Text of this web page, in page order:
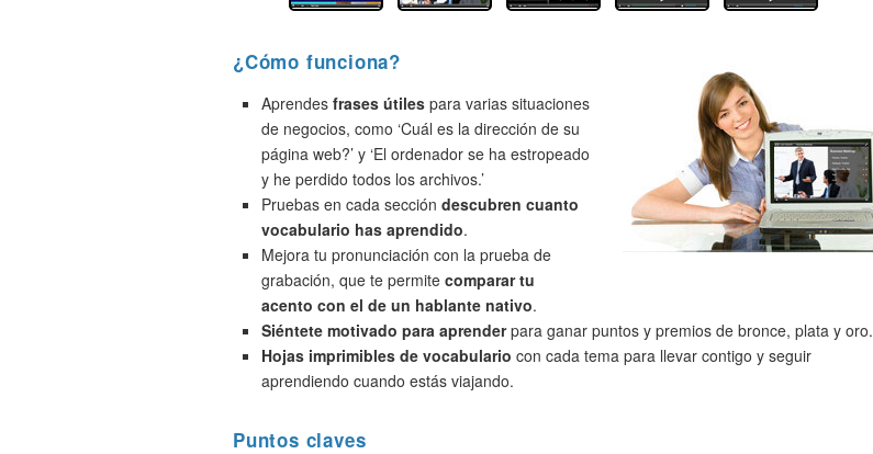
¿Cómo funciona?
Aprendes frases útiles para varias situaciones
de negocios, como ‘Cuál es la dirección de su
página web?’ y ‘El ordenador se ha estropeado
y he perdido todos los archivos.’
Pruebas en cada sección descubren cuanto
vocabulario has aprendido.
Mejora tu pronunciación con la prueba de
grabación, que te permite comparar tu
acento con el de un hablante nativo.
Siéntete motivado para aprenderpara ganar puntos y premios de bronce, plata y oro.
Hojas imprimibles de vocabulario con cada tema para llevar contigo y seguir
aprendiendo cuando estás viajando.
Puntos claves